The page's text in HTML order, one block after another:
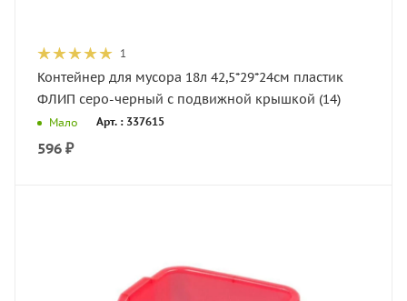
1
Контейнер для мусора 18л 42,5*29*24см пластик
ФЛИП серо-черный с подвижной крышкой (14)
Мало Арт. : 337615
596 ₽